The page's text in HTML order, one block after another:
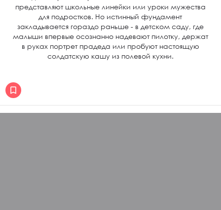
представляют школьные линейки или уроки мужества
для подростков. Но истинный фундамент
закладывается гораздо раньше - в детском саду, где
малыши впервые осознанно надевают пилотку, держат
в руках портрет прадеда или пробуют настоящую
солдатскую кашу из полевой кухни.